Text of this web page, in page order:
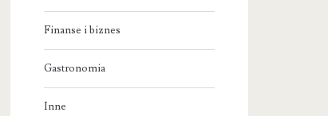
Finanse i biznes
Gastronomia
Inne